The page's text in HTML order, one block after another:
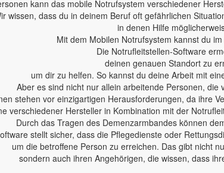
kann das mobile Notrufsystem verschiedener
wissen, dass du in deinem Beruf oft gefährlichen
in denen Hilfe
Mit dem Mobilen Notrufsystem kannst du
Die Notrufleitstellen-Software
deinen genauen Standort zu
um dir zu helfen. So kannst du deine Arbeit mit
Aber es sind nicht nur allein arbeitende Personen,
stehen vor einzigartigen Herausforderungen, da ihre
verschiedener Hersteller in Kombination mit der
Durch das Tragen des Demenzarmbandes können
stellt sicher, dass die Pflegedienste oder
um die betroffene Person zu erreichen. Das gibt nicht
sondern auch ihren Angehörigen, die wissen, dass